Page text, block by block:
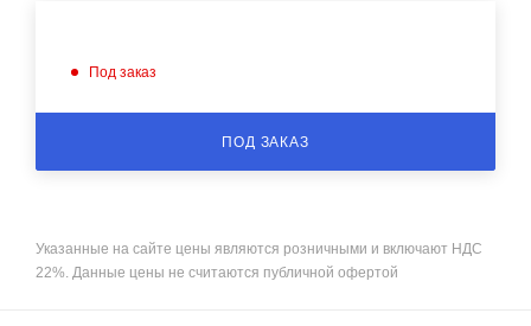
Под заказ
ПОД ЗАКАЗ
Указанные на сайте цены являются розничными и включают НДС
22%. Данные цены не считаются публичной офертой